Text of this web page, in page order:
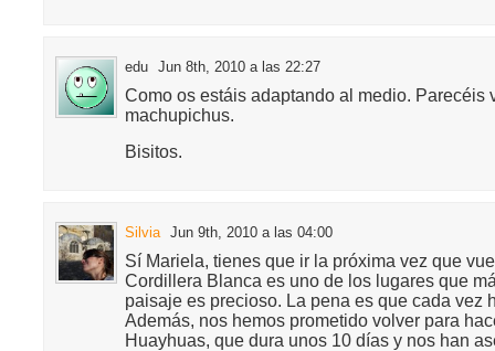
edu Jun 8th, 2010 a las 22:27
Como os estáis adaptando al medio. Parecéis
machupichus.
Bisitos.
Silvia Jun 9th, 2010 a las 04:00
Sí Mariela, tienes que ir la próxima vez que
Cordillera Blanca es uno de los lugares que
paisaje es precioso. La pena es que cada vez
Además, nos hemos prometido volver para
Huayhuas, que dura unos 10 días y nos han